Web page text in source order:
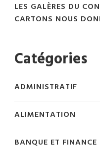
LES GALÈRES DU
CARTONS NOUS
Catégories
ADMINISTRATIF
ALIMENTATION
BANQUE ET FINANCE